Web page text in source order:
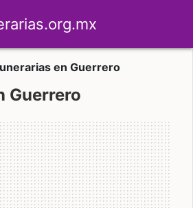
en Guerrero
Guerrero